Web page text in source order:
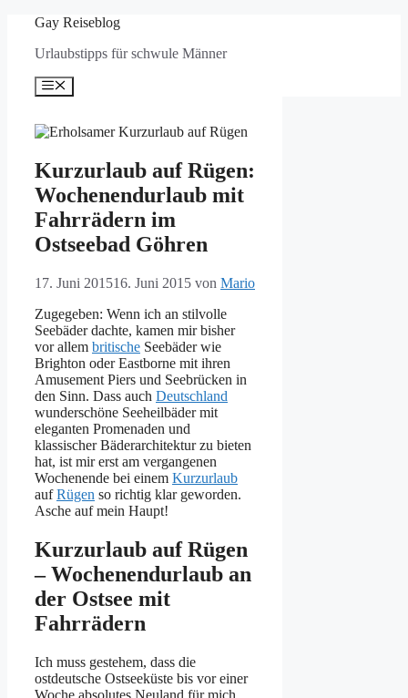
springen
Gay Reiseblog
Urlaubstipps für schwule Männer
Menü
Kurzurlaub auf Rügen:
Wochenendurlaub mit
Fahrrädern im
Ostseebad Göhren
17. Juni 201516. Juni 2015 von Mario
Zugegeben: Wenn ich an stilvolle
Seebäder dachte, kamen mir bisher
vor allem britische Seebäder wie
Brighton oder Eastborne mit ihren
Amusement Piers und Seebrücken in
den Sinn. Dass auch Deutschland
wunderschöne Seeheilbäder mit
eleganten Promenaden und
klassischer Bäderarchitektur zu bieten
hat, ist mir erst am vergangenen
Wochenende bei einem Kurzurlaub
aufRügen so richtig klar geworden.
Asche auf mein Haupt!
Kurzurlaub auf Rügen
– Wochenendurlaub an
der Ostsee mit
Fahrrädern
Ich muss gestehem, dass die
ostdeutsche Ostseeküste bis vor einer
Woche absolutes Neuland für mich